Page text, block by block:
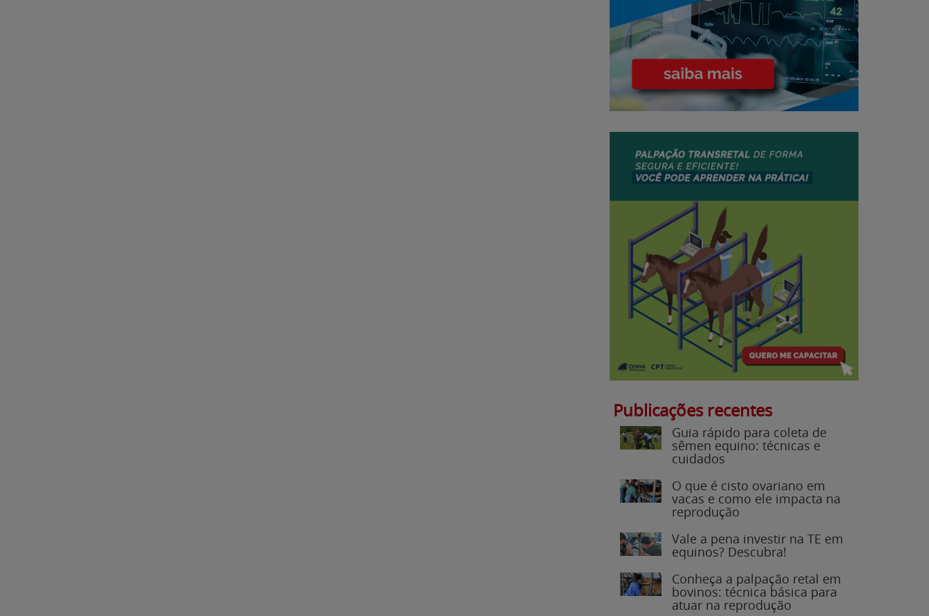
Publicações recentes
Guia rápido para coleta de
sêmen equino: técnicas e
cuidados
O que é cisto ovariano em
vacas e como ele impacta na
reprodução
Vale a pena investir na TE em
equinos? Descubra!
Conheça a palpação retal em
bovinos: técnica básica para
atuar na reprodução